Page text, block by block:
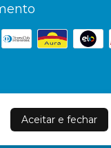
Aceitar e fechar
TieBox
Todos os